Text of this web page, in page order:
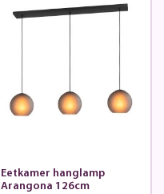
Eetkamer hanglamp
Arangona 126cm